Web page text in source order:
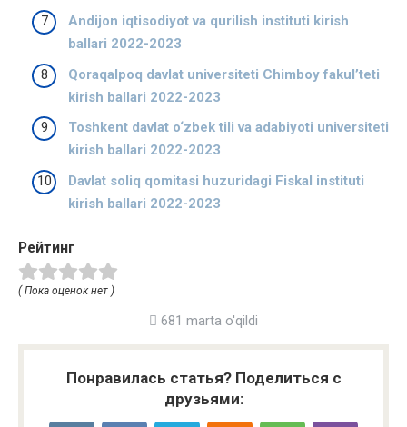
Andijon iqtisodiyot va qurilish instituti kirish
ballari 2022-2023
Qoraqalpoq davlat universiteti Chimboy fakulʼteti
kirish ballari 2022-2023
Toshkent davlat o‘zbek tili va adabiyoti universiteti
kirish ballari 2022-2023
Davlat soliq qomitasi huzuridagi Fiskal instituti
kirish ballari 2022-2023
Рейтинг
( Пока оценок нет )
681 marta o'qildi
Понравилась статья? Поделиться с
друзьями: